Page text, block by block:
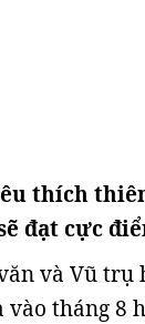
thích
đạt cực
và Vũ trụ
vào tháng 8